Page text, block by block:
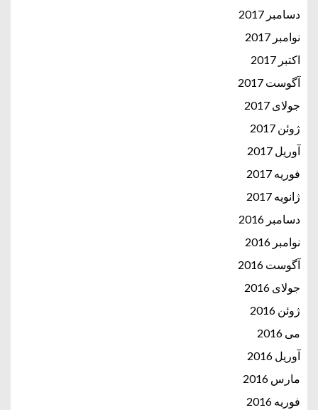
دسامبر 2017
نوامبر 2017
اکتبر 2017
آگوست 2017
جولای 2017
ژوئن 2017
آوریل 2017
فوریه 2017
ژانویه 2017
دسامبر 2016
نوامبر 2016
آگوست 2016
جولای 2016
ژوئن 2016
می 2016
آوریل 2016
مارس 2016
فوریه 2016